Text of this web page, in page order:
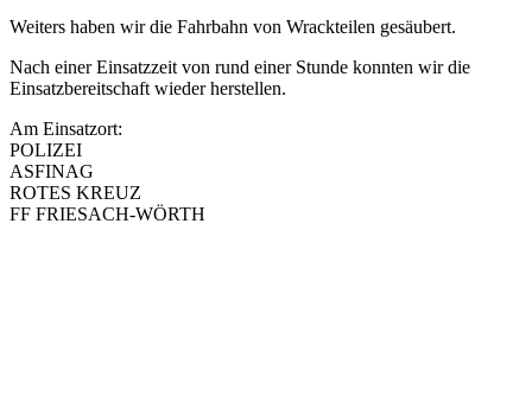
Weiters haben wir die Fahrbahn von Wrackteilen gesäubert.
Nach einer Einsatzzeit von rund einer Stunde konnten wir die
Einsatzbereitschaft wieder herstellen.
Am Einsatzort:
POLIZEI
ASFINAG
ROTES KREUZ
FF FRIESACH-WÖRTH